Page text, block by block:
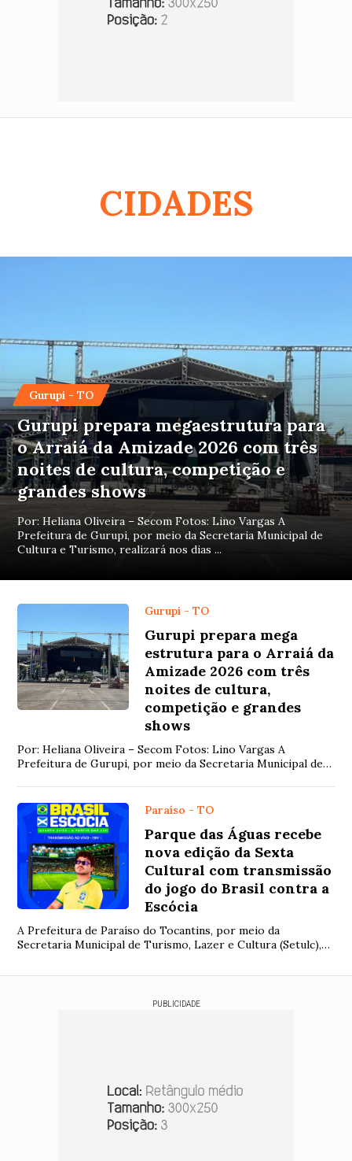
CIDADES
Gurupi - TO
Gurupi prepara megaestrutura para
o Arraiá da Amizade 2026 com três
noites de cultura, competição e
grandes shows
Por: Heliana Oliveira – Secom Fotos: Lino Vargas A
Prefeitura de Gurupi, por meio da Secretaria Municipal de
Cultura e Turismo, realizará nos dias ...
Gurupi - TO
Gurupi prepara mega
estrutura para o Arraiá da
Amizade 2026 com três
noites de cultura,
competição e grandes
shows
Por: Heliana Oliveira – Secom Fotos: Lino Vargas A
Prefeitura de Gurupi, por meio da Secretaria Municipal de
Paraíso - TO
Parque das Águas recebe
nova edição da Sexta
Cultural com transmissão
do jogo do Brasil contra a
Escócia
A Prefeitura de Paraíso do Tocantins, por meio da
Secretaria Municipal de Turismo, Lazer e Cultura (Setulc),
PUBLICIDADE